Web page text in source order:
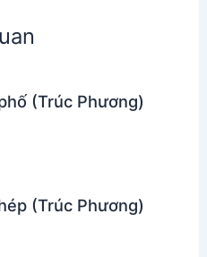
(Trúc Phương)
(Trúc Phương)